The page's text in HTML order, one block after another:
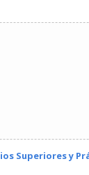
Superiores y